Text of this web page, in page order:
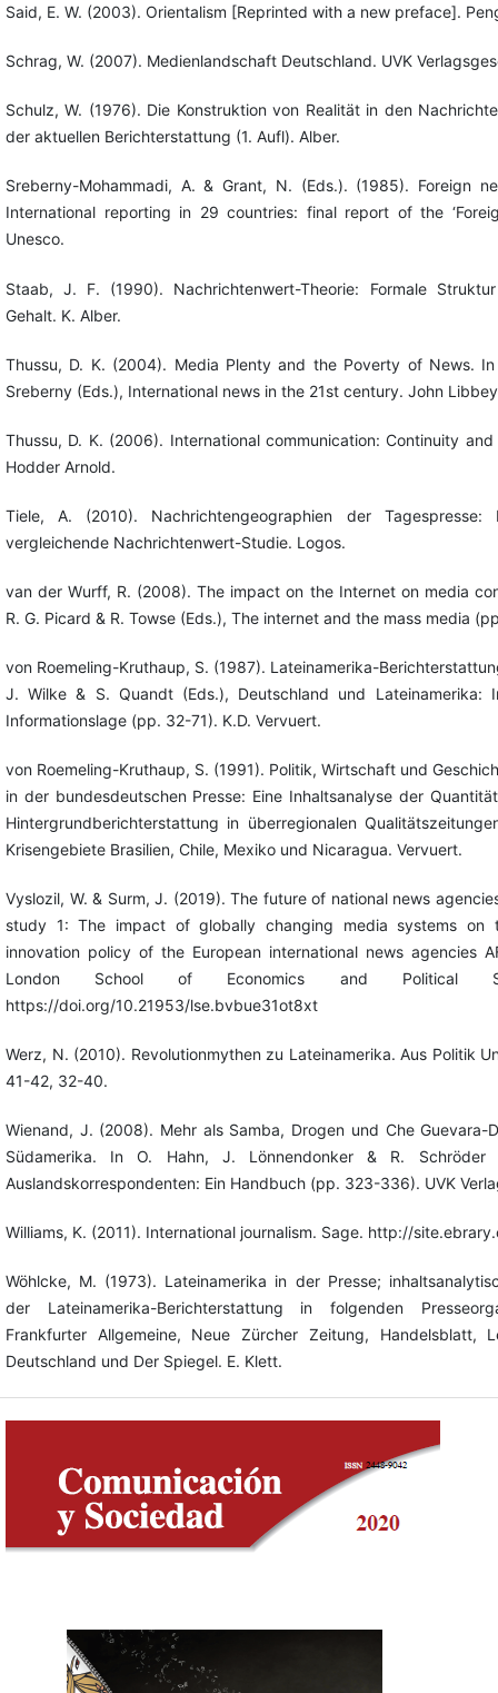
Said, E. W. (2003). Orientalism [Reprinted with a new preface].
Schrag, W. (2007). Medienlandschaft Deutschland. UVK
Schulz, W. (1976). Die Konstruktion von Realität in den
der aktuellen Berichterstattung (1. Aufl). Alber.
Sreberny-Mohammadi, A. & Grant, N. (Eds.). (1985). Foreign
International reporting in 29 countries: final report of the
Unesco.
Staab, J. F. (1990). Nachrichtenwert-Theorie: Formale
Gehalt. K. Alber.
Thussu, D. K. (2004). Media Plenty and the Poverty of News.
Sreberny (Eds.), International news in the 21st century. John
Thussu, D. K. (2006). International communication: Continuity
Hodder Arnold.
Tiele, A. (2010). Nachrichtengeographien der Tagespresse:
vergleichende Nachrichtenwert-Studie. Logos.
van der Wurff, R. (2008). The impact on the Internet on media
R. G. Picard & R. Towse (Eds.), The internet and the mass media
von Roemeling-Kruthaup, S. (1987). Lateinamerika-
J. Wilke & S. Quandt (Eds.), Deutschland und Lateinamerika:
Informationslage (pp. 32-71). K.D. Vervuert.
von Roemeling-Kruthaup, S. (1991). Politik, Wirtschaft und
in der bundesdeutschen Presse: Eine Inhaltsanalyse der
Hintergrundberichterstattung in überregionalen
Krisengebiete Brasilien, Chile, Mexiko und Nicaragua. Vervuert.
Vyslozil, W. & Surm, J. (2019). The future of national news
study 1: The impact of globally changing media systems on
innovation policy of the European international news agencies
London School of Economics and Political
https://doi.org/10.21953/lse.bvbue31ot8xt
Werz, N. (2010). Revolutionmythen zu Lateinamerika. Aus Politik
41-42, 32-40.
Wienand, J. (2008). Mehr als Samba, Drogen und Che Guevara-
Südamerika. In O. Hahn, J. Lönnendonker & R. Schröder
Auslandskorrespondenten: Ein Handbuch (pp. 323-336). UVK
Williams, K. (2011). International journalism. Sage. http://
Wöhlcke, M. (1973). Lateinamerika in der Presse;
der Lateinamerika-Berichterstattung in folgenden
Frankfurter Allgemeine, Neue Zürcher Zeitung, Handelsblatt,
Deutschland und Der Spiegel. E. Klett.